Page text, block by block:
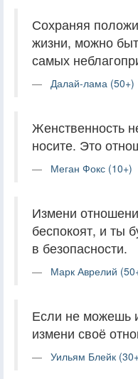
Сохраняя
жизни, можно
самых
Далай-лама (50+)
Женственность
носите. Это
Меган Фокс (10+)
Измени
беспокоят, и ты
в безопасности.
Марк Аврелий
Если не можешь
измени своё
Уильям Блейк